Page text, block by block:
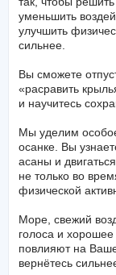
так, чтобы
уменьшить
улучшить
Вы сможете
«расравить
Мы уделим
осанке. Вы
асаны и
не только во
Море, свежий
голоса и
повлияют на